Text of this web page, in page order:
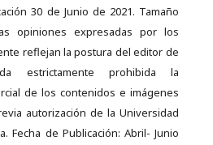
30 de Junio de 2021. Tamaño
opiniones expresadas por los
reflejan la postura del editor de
estrictamente prohibida la
de los contenidos e imágenes
autorización de la Universidad
Fecha de Publicación: Abril- Junio